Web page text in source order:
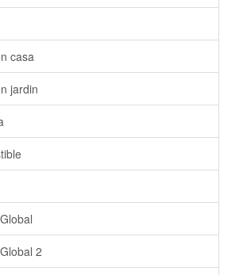
casa
jardin
2